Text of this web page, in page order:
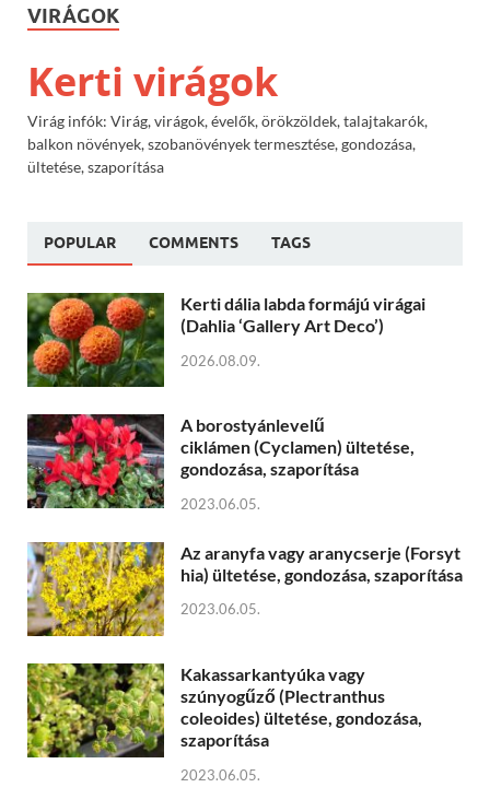
VIRÁGOK
Kerti virágok
Virág infók: Virág, virágok, évelők, örökzöldek, talajtakarók,
balkon növények, szobanövények termesztése, gondozása,
ültetése, szaporítása
POPULAR COMMENTS TAGS
Kerti dália labda formájú virágai
(Dahlia ‘Gallery Art Deco’)
2026.08.09.
A borostyánlevelű
ciklámen (Cyclamen) ültetése,
gondozása, szaporítása
2023.06.05.
Az aranyfa vagy aranycserje (Forsyt
hia) ültetése, gondozása, szaporítása
2023.06.05.
Kakassarkantyúka vagy
szúnyogűző (Plectranthus
coleoides) ültetése, gondozása,
szaporítása
2023.06.05.